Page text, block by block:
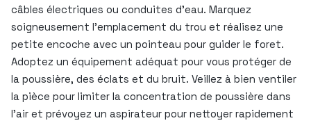
câbles électriques ou conduites d’eau. Marquez
soigneusement l’emplacement du trou et réalisez une
petite encoche avec un pointeau pour guider le foret.
Adoptez un équipement adéquat pour vous protéger de
la poussière, des éclats et du bruit. Veillez à bien ventiler
la pièce pour limiter la concentration de poussière dans
l’air et prévoyez un aspirateur pour nettoyer rapidement